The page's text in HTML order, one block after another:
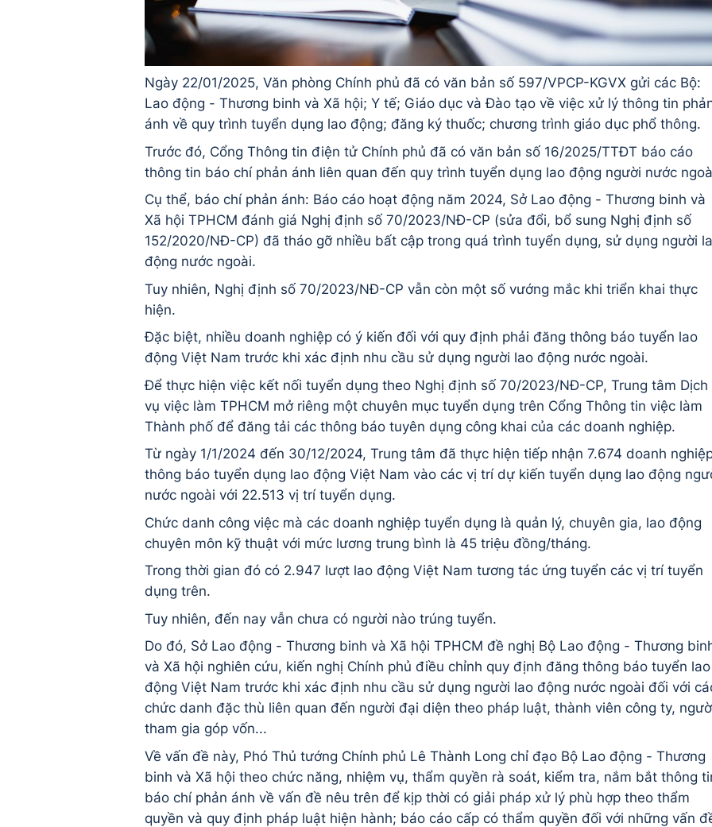
Ngày 22/01/2025, Văn phòng Chính phủ đã có văn bản số 597/VPCP-KGVX gửi các Bộ:
Lao động - Thương binh và Xã hội; Y tế; Giáo dục và Đào tạo về việc xử lý thông tin
ánh về quy trình tuyển dụng lao động; đăng ký thuốc; chương trình giáo dục phổ thông.
Trước đó, Cổng Thông tin điện tử Chính phủ đã có văn bản số 16/2025/TTĐT báo cáo
thông tin báo chí phản ánh liên quan đến quy trình tuyển dụng lao động người nước
Cụ thể, báo chí phản ánh: Báo cáo hoạt động năm 2024, Sở Lao động - Thương binh và
Xã hội TPHCM đánh giá Nghị định số 70/2023/NĐ-CP (sửa đổi, bổ sung Nghị định số
152/2020/NĐ-CP) đã tháo gỡ nhiều bất cập trong quá trình tuyển dụng, sử dụng người
động nước ngoài.
Tuy nhiên, Nghị định số 70/2023/NĐ-CP vẫn còn một số vướng mắc khi triển khai thực
hiện.
Đặc biệt, nhiều doanh nghiệp có ý kiến đối với quy định phải đăng thông báo tuyển lao
động Việt Nam trước khi xác định nhu cầu sử dụng người lao động nước ngoài.
Để thực hiện việc kết nối tuyển dụng theo Nghị định số 70/2023/NĐ-CP, Trung tâm Dịch
vụ việc làm TPHCM mở riêng một chuyên mục tuyển dụng trên Cổng Thông tin việc làm
Thành phố để đăng tải các thông báo tuyên dụng công khai của các doanh nghiệp.
Từ ngày 1/1/2024 đến 30/12/2024, Trung tâm đã thực hiện tiếp nhận 7.674 doanh
thông báo tuyển dụng lao động Việt Nam vào các vị trí dự kiến tuyển dụng lao động
nước ngoài với 22.513 vị trí tuyển dụng.
Chức danh công việc mà các doanh nghiệp tuyển dụng là quản lý, chuyên gia, lao động
chuyên môn kỹ thuật với mức lương trung bình là 45 triệu đồng/tháng.
Trong thời gian đó có 2.947 lượt lao động Việt Nam tương tác ứng tuyển các vị trí tuyển
dụng trên.
Tuy nhiên, đến nay vẫn chưa có người nào trúng tuyển.
Do đó, Sở Lao động - Thương binh và Xã hội TPHCM đề nghị Bộ Lao động - Thương
và Xã hội nghiên cứu, kiến nghị Chính phủ điều chỉnh quy định đăng thông báo tuyển lao
động Việt Nam trước khi xác định nhu cầu sử dụng người lao động nước ngoài đối với
chức danh đặc thù liên quan đến người đại diện theo pháp luật, thành viên công ty,
tham gia góp vốn...
Về vấn đề này, Phó Thủ tướng Chính phủ Lê Thành Long chỉ đạo Bộ Lao động - Thương
binh và Xã hội theo chức năng, nhiệm vụ, thẩm quyền rà soát, kiểm tra, nắm bắt thông
báo chí phản ánh về vấn đề nêu trên để kịp thời có giải pháp xử lý phù hợp theo thẩm
quyền và quy định pháp luật hiện hành; báo cáo cấp có thẩm quyền đối với những vấn